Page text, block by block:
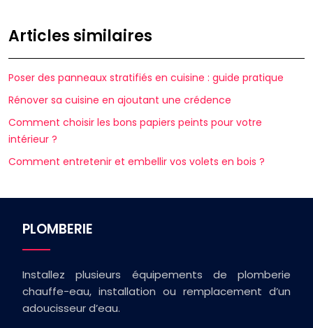
Articles similaires
Poser des panneaux stratifiés en cuisine : guide pratique
Rénover sa cuisine en ajoutant une crédence
Comment choisir les bons papiers peints pour votre
intérieur ?
Comment entretenir et embellir vos volets en bois ?
PLOMBERIE
Installez plusieurs équipements de plomberie
chauffe-eau, installation ou remplacement d’un
adoucisseur d’eau.